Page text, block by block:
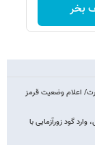
بخر
اعلام وضعیت قرمز
/ قالیباف و جلیلی، وارد گود زورآزمایی با